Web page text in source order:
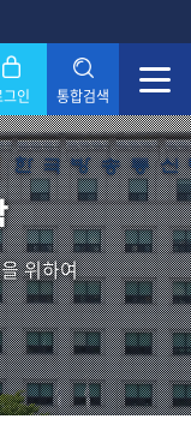
그인 통합검색
닫기
위하여